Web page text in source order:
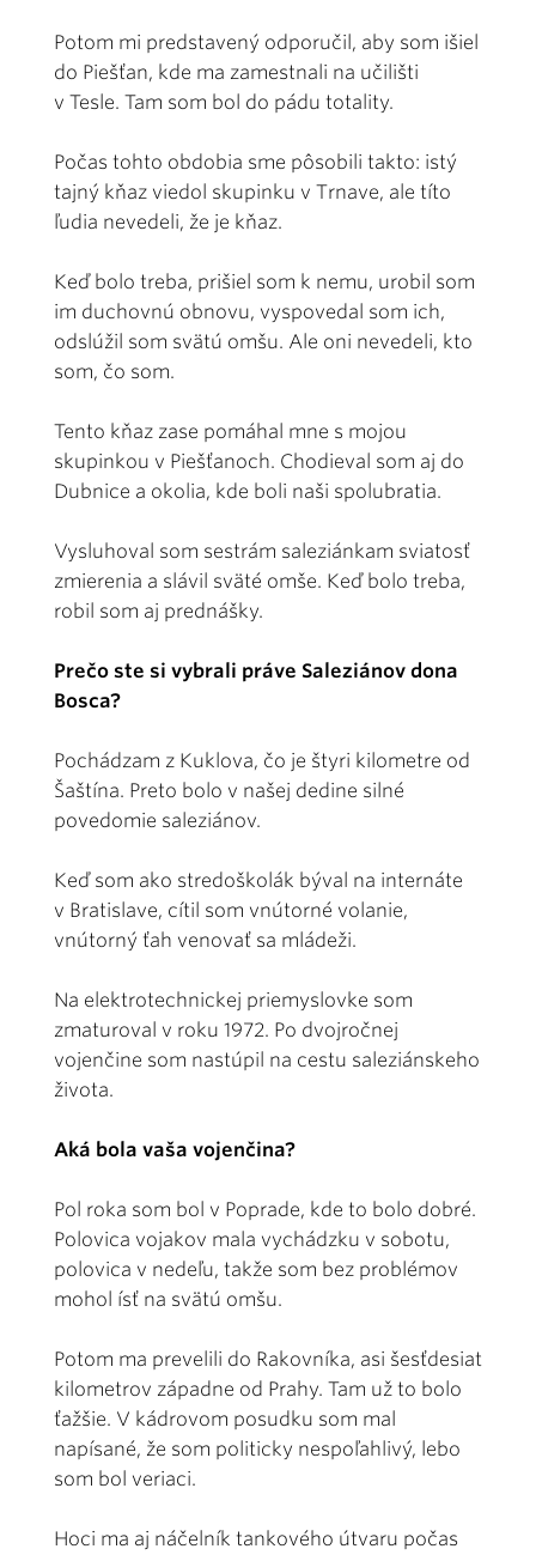
Potom mi predstavený odporučil, aby som išiel
do Piešťan, kde ma zamestnali na učilišti
v Tesle. Tam som bol do pádu totality.
Počas tohto obdobia sme pôsobili takto: istý
tajný kňaz viedol skupinku v Trnave, ale títo
ľudia nevedeli, že je kňaz.
Keď bolo treba, prišiel som k nemu, urobil som
im duchovnú obnovu, vyspovedal som ich,
odslúžil som svätú omšu. Ale oni nevedeli, kto
som, čo som.
Tento kňaz zase pomáhal mne s mojou
skupinkou v Piešťanoch. Chodieval som aj do
Dubnice a okolia, kde boli naši spolubratia.
Vysluhoval som sestrám saleziánkam sviatosť
zmierenia a slávil sväté omše. Keď bolo treba,
robil som aj prednášky.
Prečo ste si vybrali práve Saleziánov dona
Bosca?
Pochádzam z Kuklova, čo je štyri kilometre od
Šaštína. Preto bolo v našej dedine silné
povedomie saleziánov.
Keď som ako stredoškolák býval na internáte
v Bratislave, cítil som vnútorné volanie,
vnútorný ťah venovať sa mládeži.
Na elektrotechnickej priemyslovke som
zmaturoval v roku 1972. Po dvojročnej
vojenčine som nastúpil na cestu saleziánskeho
života.
Aká bola vaša vojenčina?
Pol roka som bol v Poprade, kde to bolo dobré.
Polovica vojakov mala vychádzku v sobotu,
polovica v nedeľu, takže som bez problémov
mohol ísť na svätú omšu.
Potom ma prevelili do Rakovníka, asi šesťdesiat
kilometrov západne od Prahy. Tam už to bolo
ťažšie. V kádrovom posudku som mal
napísané, že som politicky nespoľahlivý, lebo
som bol veriaci.
Hoci ma aj náčelník tankového útvaru počas